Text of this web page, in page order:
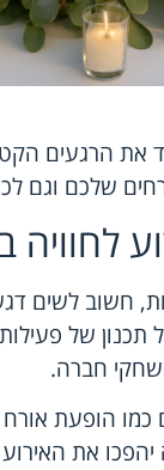
את הרגעים
שלכם וגם
חשוב לשים
של
חברה.
כמו הופעת
את